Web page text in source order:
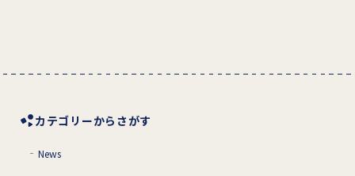
カテゴリーからさがす
News